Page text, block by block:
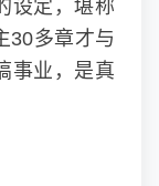
设定，堪称
30多章才与
事业，是真